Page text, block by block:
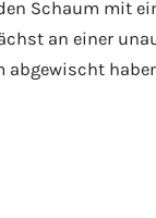
Schaum mit
an einer